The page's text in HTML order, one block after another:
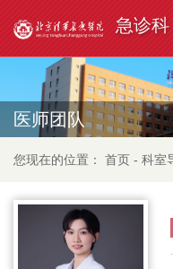
急诊科
医师团队
您现在的位置： 首页 - 科室